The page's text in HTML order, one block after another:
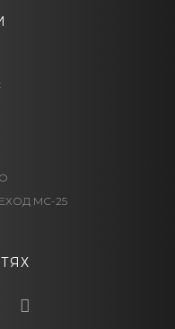
МС-25
Whatsapp